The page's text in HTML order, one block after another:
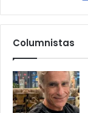
Columnistas